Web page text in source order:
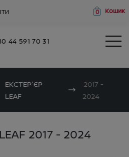
0 Кошик
44 591 70 31
ЕКСТЕР'ЄР
LEAF
2017 -
2024
2017 - 2024